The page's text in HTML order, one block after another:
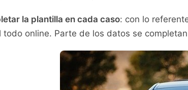
la plantilla en cada caso: con lo
todo online. Parte de los datos se